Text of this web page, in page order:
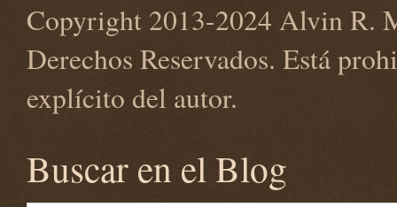
Copyright 2013-2024 Alvin R.
Derechos Reservados. Está
explícito del autor.
Buscar en el Blog